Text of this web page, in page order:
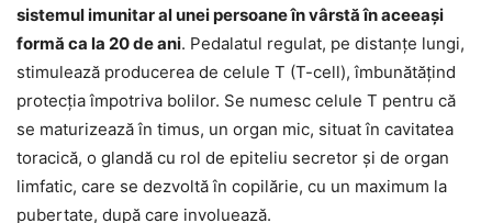
sistemul imunitar al unei persoane în vârstă în aceeaşi
formă ca la 20 de ani. Pedalatul regulat, pe distanţe lungi,
stimulează producerea de celule T (T-cell), îmbunătăţind
protecţia împotriva bolilor. Se numesc celule T pentru că
se maturizează în timus, un organ mic, situat în cavitatea
toracică, o glandă cu rol de epiteliu secretor şi de organ
limfatic, care se dezvoltă în copilărie, cu un maximum la
pubertate, după care involuează.